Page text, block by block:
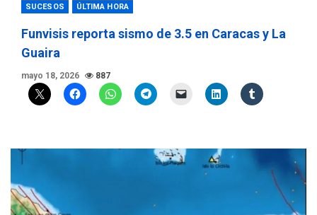
SUCESOS ÚLTIMA HORA
Funvisis reporta sismo de 3.5 en Caracas y La
Guaira
mayo 18, 2026 887